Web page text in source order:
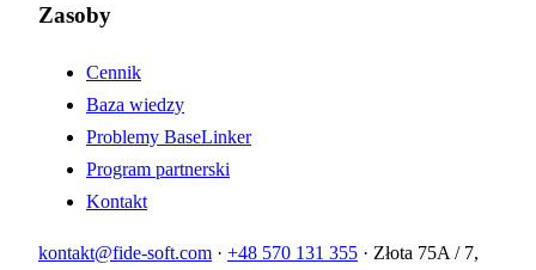
Zasoby
Cennik
Baza wiedzy
Problemy BaseLinker
Program partnerski
Kontakt
kontakt@fide-soft.com · +48 570 131 355 · Złota 75A / 7,